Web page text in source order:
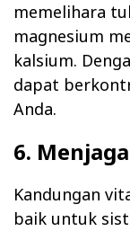
memelihara
magnesium
kalsium.
dapat
Anda.
6.
Kandungan
baik untuk